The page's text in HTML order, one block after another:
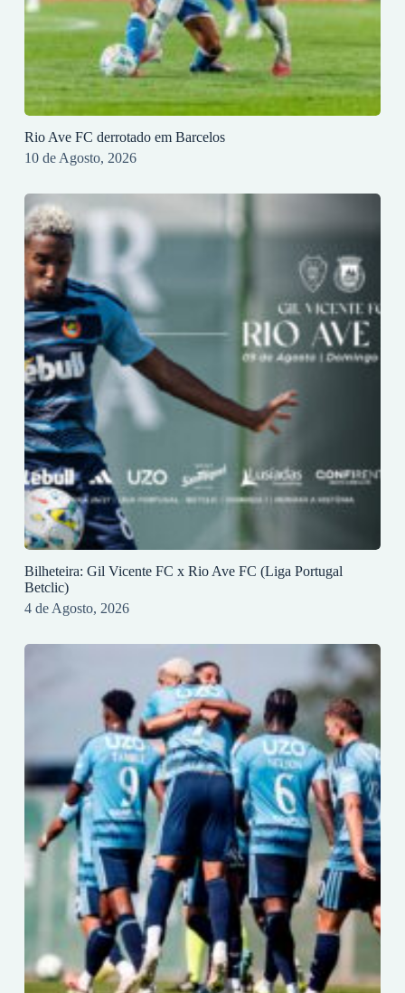
Rio Ave FC derrotado em Barcelos
10 de Agosto, 2026
Bilheteira: Gil Vicente FC x Rio Ave FC (Liga Portugal
Betclic)
4 de Agosto, 2026